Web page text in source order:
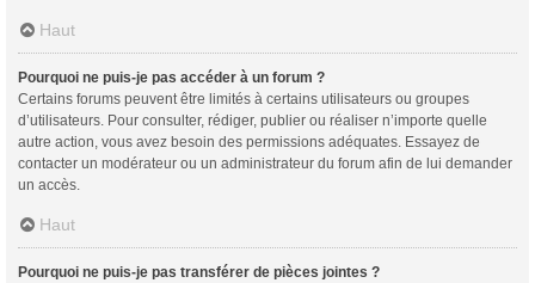
Haut
Pourquoi ne puis-je pas accéder à un forum ?
Certains forums peuvent être limités à certains utilisateurs ou groupes
d’utilisateurs. Pour consulter, rédiger, publier ou réaliser n’importe quelle
autre action, vous avez besoin des permissions adéquates. Essayez de
contacter un modérateur ou un administrateur du forum afin de lui demander
un accès.
Haut
Pourquoi ne puis-je pas transférer de pièces jointes ?